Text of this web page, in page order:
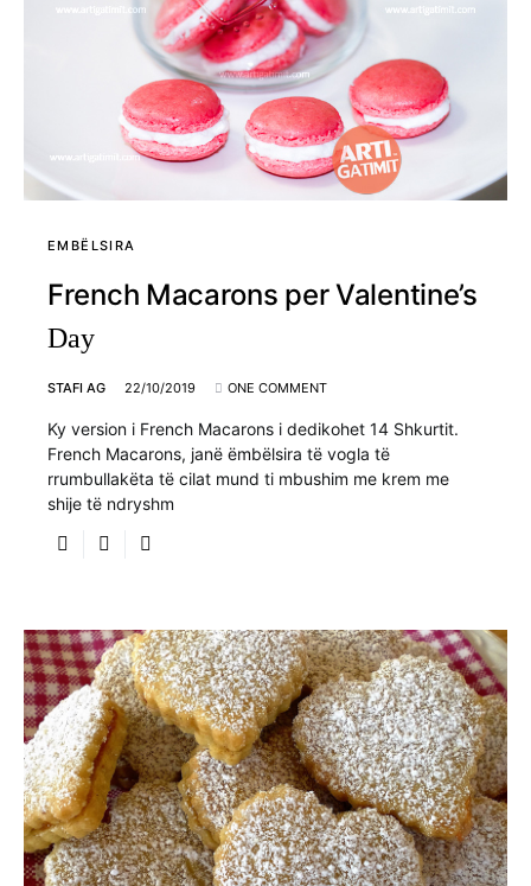
EMBËLSIRA
French Macarons per Valentine’s
Day
STAFI AG 22/10/2019 ONE COMMENT
Ky version i French Macarons i dedikohet 14 Shkurtit.
French Macarons, janë ëmbëlsira të vogla të
rrumbullakëta të cilat mund ti mbushim me krem me
shije të ndryshm